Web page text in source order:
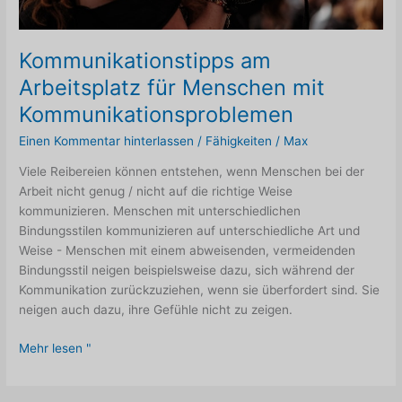
Kommunikationstipps am
Arbeitsplatz für Menschen mit
Kommunikationsproblemen
Einen Kommentar hinterlassen / Fähigkeiten / Max
Viele Reibereien können entstehen, wenn Menschen bei der
Arbeit nicht genug / nicht auf die richtige Weise
kommunizieren. Menschen mit unterschiedlichen
Bindungsstilen kommunizieren auf unterschiedliche Art und
Weise - Menschen mit einem abweisenden, vermeidenden
Bindungsstil neigen beispielsweise dazu, sich während der
Kommunikation zurückzuziehen, wenn sie überfordert sind. Sie
neigen auch dazu, ihre Gefühle nicht zu zeigen.
Kommunikationstipps
Mehr lesen "